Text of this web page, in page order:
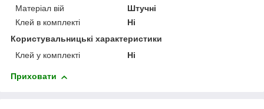
Матеріал вій
Штучні
Клей в комплекті
Ні
Користувальницькі характеристики
Клей у комплекті
Ні
Приховати